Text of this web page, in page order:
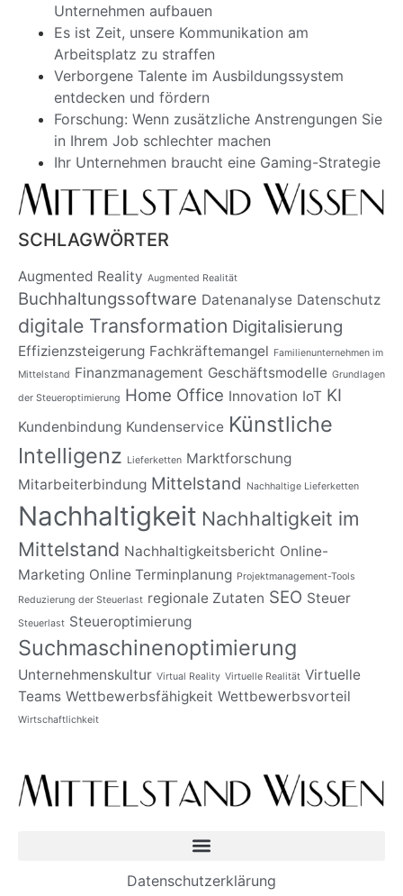
Unternehmen aufbauen
Es ist Zeit, unsere Kommunikation am
Arbeitsplatz zu straffen
Verborgene Talente im Ausbildungssystem
entdecken und fördern
Forschung: Wenn zusätzliche Anstrengungen Sie
in Ihrem Job schlechter machen
Ihr Unternehmen braucht eine Gaming-Strategie
SCHLAGWÖRTER
Augmented Reality Augmented Realität
Buchhaltungssoftware Datenanalyse Datenschutz
digitale Transformation Digitalisierung
Effizienzsteigerung Fachkräftemangel Familienunternehmen im
Mittelstand Finanzmanagement Geschäftsmodelle Grundlagen
der Steueroptimierung Home Office Innovation IoT KI
Kundenbindung Kundenservice Künstliche
Intelligenz Lieferketten Marktforschung
Mitarbeiterbindung Mittelstand Nachhaltige Lieferketten
Nachhaltigkeit Nachhaltigkeit im
Mittelstand Nachhaltigkeitsbericht Online-
Marketing Online Terminplanung Projektmanagement-Tools
Reduzierung der Steuerlast regionale Zutaten SEO Steuer
Steuerlast Steueroptimierung
Suchmaschinenoptimierung
Unternehmenskultur Virtual Reality Virtuelle Realität Virtuelle
Teams Wettbewerbsfähigkeit Wettbewerbsvorteil
Wirtschaftlichkeit
Datenschutzerklärung